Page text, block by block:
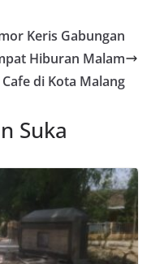
Keris Gabungan
Hiburan Malam
di Kota Malang
Suka